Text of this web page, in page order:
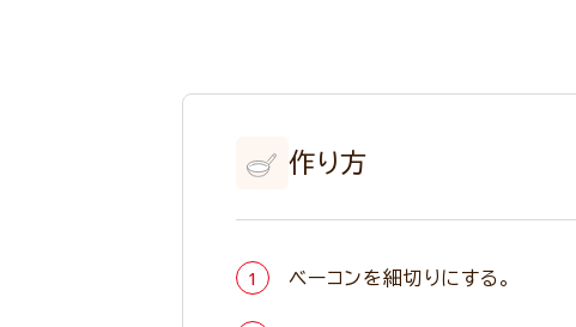
作り方
ベーコンを細切りにする。